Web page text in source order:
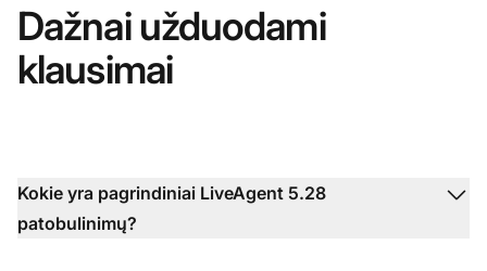
Dažnai užduodami
klausimai
Kokie yra pagrindiniai LiveAgent 5.28
patobulinimų?